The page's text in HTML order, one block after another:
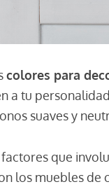
colores para
a tu
suaves y
que
los muebles de